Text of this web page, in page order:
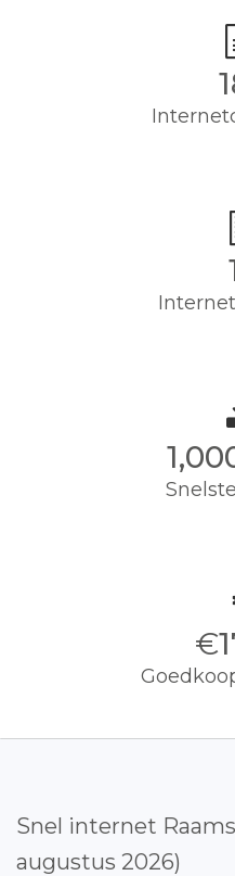
€
Snel internet
augustus 2026)